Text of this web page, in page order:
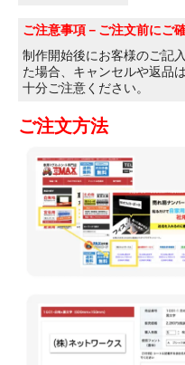
ご注意事項 －ご注文前にご
制作開始後にお客様のご記
た場合、キャンセルや返品
十分ご注意ください。
ご注文方法